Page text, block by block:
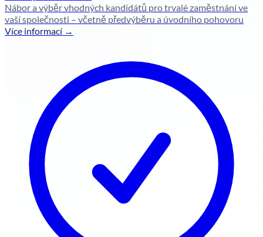
Nábor a výběr vhodných kandidátů pro trvalé zaměstnání ve
vaší společnosti – včetně předvýběru a úvodního pohovoru
Více informací →